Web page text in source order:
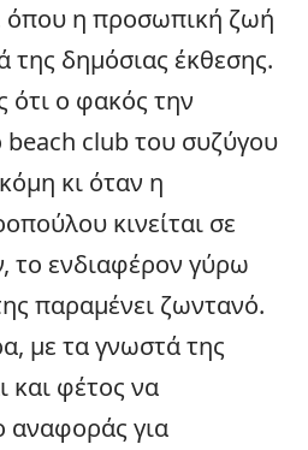
όπου η προσωπική ζωή
της δημόσιας έκθεσης.
ότι ο φακός την
beach club του συζύγου
κι όταν η
κινείται σε
το ενδιαφέρον γύρω
παραμένει ζωντανό.
με τα γνωστά της
και φέτος να
αναφοράς για